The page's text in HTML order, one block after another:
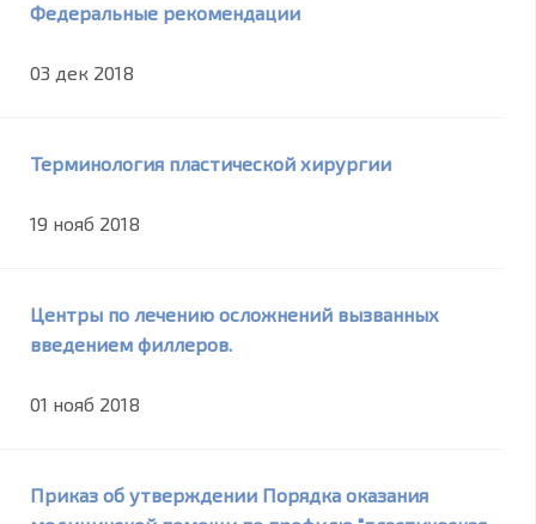
Федеральные рекомендации
03 дек 2018
Терминология пластической хирургии
19 нояб 2018
Центры по лечению осложнений вызванных
введением филлеров.
01 нояб 2018
Приказ об утверждении Порядка оказания